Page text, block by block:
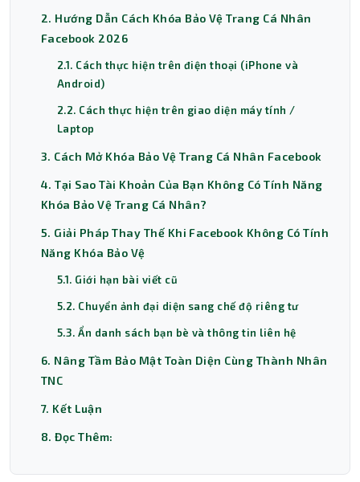
2. Hướng Dẫn Cách Khóa Bảo Vệ Trang Cá Nhân
Facebook 2026
2.1. Cách thực hiện trên điện thoại (iPhone và
Android)
2.2. Cách thực hiện trên giao diện máy tính /
Laptop
3. Cách Mở Khóa Bảo Vệ Trang Cá Nhân Facebook
4. Tại Sao Tài Khoản Của Bạn Không Có Tính Năng
Khóa Bảo Vệ Trang Cá Nhân?
5. Giải Pháp Thay Thế Khi Facebook Không Có Tính
Năng Khóa Bảo Vệ
5.1. Giới hạn bài viết cũ
5.2. Chuyển ảnh đại diện sang chế độ riêng tư
5.3. Ẩn danh sách bạn bè và thông tin liên hệ
6. Nâng Tầm Bảo Mật Toàn Diện Cùng Thành Nhân
TNC
7. Kết Luận
8. Đọc Thêm: